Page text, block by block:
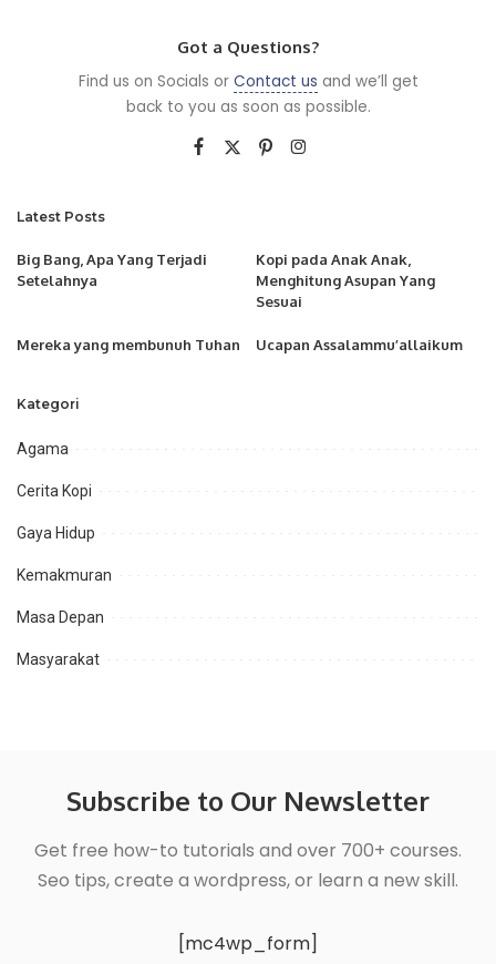
Got a Questions?
Find us on Socials or Contact us and we’ll get
back to you as soon as possible.
Latest Posts
Big Bang, Apa Yang Terjadi
Setelahnya
Kopi pada Anak Anak,
Menghitung Asupan Yang
Sesuai
Mereka yang membunuh Tuhan Ucapan Assalammu’allaikum
Kategori
Agama
Cerita Kopi
Gaya Hidup
Kemakmuran
Masa Depan
Masyarakat
Subscribe to Our Newsletter
Get free how-to tutorials and over 700+ courses.
Seo tips, create a wordpress, or learn a new skill.
[mc4wp_form]